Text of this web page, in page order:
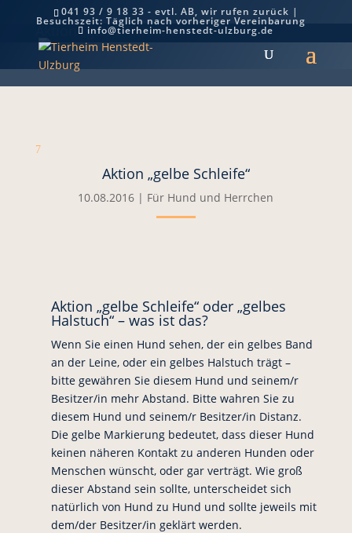
041 93 / 9 18 33 - evtl. AB, wir rufen zurück |
Besuchszeit: Täglich nach vorheriger Vereinbarung
info@tierheim-henstedt-ulzburg.de
Aktion „gelbe Schleife“
7
Aktion „gelbe Schleife“
10.08.2016 | Für Hund und Herrchen
Aktion „gelbe Schleife“ oder „gelbes
Halstuch“ – was ist das?
Wenn Sie einen Hund sehen, der ein gelbes Band
an der Leine, oder ein gelbes Halstuch trägt –
bitte gewähren Sie diesem Hund und seinem/r
Besitzer/in mehr Abstand. Bitte wahren Sie zu
diesem Hund und seinem/r Besitzer/in Distanz.
Die gelbe Markierung bedeutet, dass dieser Hund
keinen näheren Kontakt zu anderen Hunden oder
Menschen wünscht, oder gar verträgt. Wie groß
dieser Abstand sein sollte, unterscheidet sich
natürlich von Hund zu Hund und sollte jeweils mit
dem/der Besitzer/in geklärt werden.